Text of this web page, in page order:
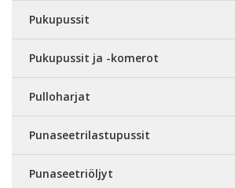
Pukupussit
Pukupussit ja -komerot
Pulloharjat
Punaseetrilastupussit
Punaseetriöljyt